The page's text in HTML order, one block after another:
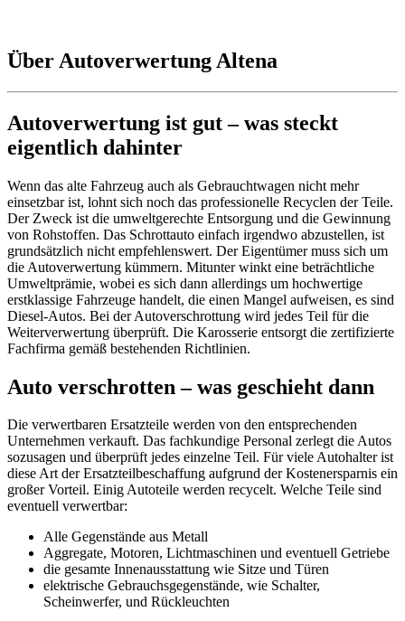
Über Autoverwertung Altena
Autoverwertung ist gut – was steckt
eigentlich dahinter
Wenn das alte Fahrzeug auch als Gebrauchtwagen nicht mehr
einsetzbar ist, lohnt sich noch das professionelle Recyclen der Teile.
Der Zweck ist die umweltgerechte Entsorgung und die Gewinnung
von Rohstoffen. Das Schrottauto einfach irgendwo abzustellen, ist
grundsätzlich nicht empfehlenswert. Der Eigentümer muss sich um
die Autoverwertung kümmern. Mitunter winkt eine beträchtliche
Umweltprämie, wobei es sich dann allerdings um hochwertige
erstklassige Fahrzeuge handelt, die einen Mangel aufweisen, es sind
Diesel-Autos. Bei der Autoverschrottung wird jedes Teil für die
Weiterverwertung überprüft. Die Karosserie entsorgt die zertifizierte
Fachfirma gemäß bestehenden Richtlinien.
Auto verschrotten – was geschieht dann
Die verwertbaren Ersatzteile werden von den entsprechenden
Unternehmen verkauft. Das fachkundige Personal zerlegt die Autos
sozusagen und überprüft jedes einzelne Teil. Für viele Autohalter ist
diese Art der Ersatzteilbeschaffung aufgrund der Kostenersparnis ein
großer Vorteil. Einig Autoteile werden recycelt. Welche Teile sind
eventuell verwertbar:
Alle Gegenstände aus Metall
Aggregate, Motoren, Lichtmaschinen und eventuell Getriebe
die gesamte Innenausstattung wie Sitze und Türen
elektrische Gebrauchsgegenstände, wie Schalter,
Scheinwerfer, und Rückleuchten